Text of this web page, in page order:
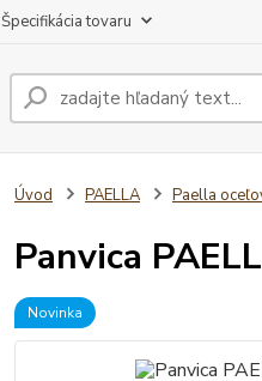
Špecifikácia tovaru
Úvod PAELLA Paella
Panvica
Novinka